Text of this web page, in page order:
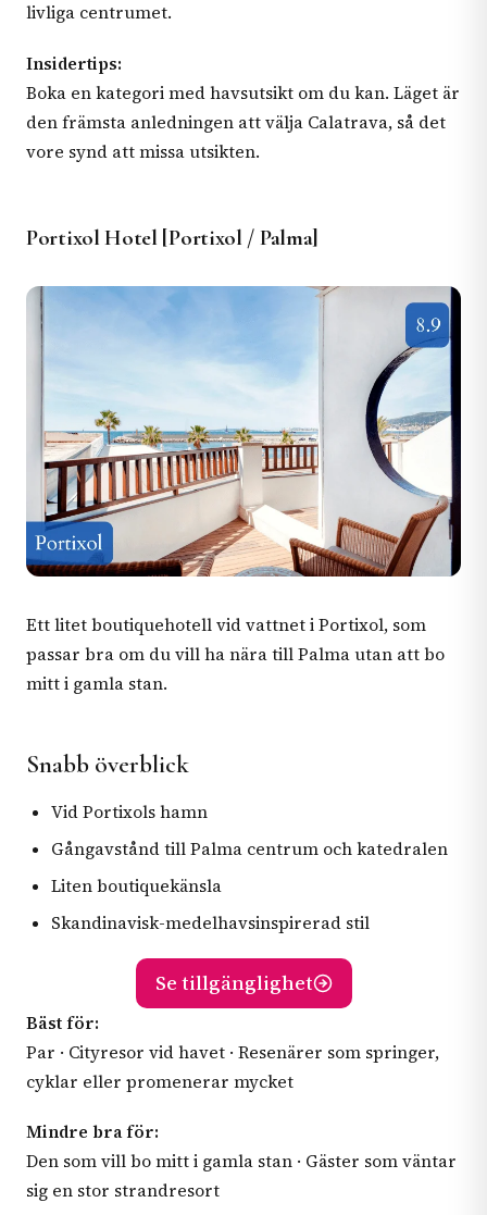
livliga centrumet.
Insidertips:
Boka en kategori med havsutsikt om du kan. Läget är
den främsta anledningen att välja Calatrava, så det
vore synd att missa utsikten.
Portixol Hotel [Portixol / Palma]
Ett litet boutiquehotell vid vattnet i Portixol, som
passar bra om du vill ha nära till Palma utan att bo
mitt i gamla stan.
Snabb överblick
Vid Portixols hamn
Gångavstånd till Palma centrum och katedralen
Liten boutiquekänsla
Skandinavisk-medelhavsinspirerad stil
Se tillgänglighet
Bäst för:
Par · Cityresor vid havet · Resenärer som springer,
cyklar eller promenerar mycket
Mindre bra för:
Den som vill bo mitt i gamla stan · Gäster som väntar
sig en stor strandresort